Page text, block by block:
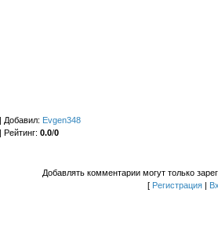
Добавил: Evgen348
Рейтинг: 0.0/0
Добавлять комментарии могут только
[ Регистрация